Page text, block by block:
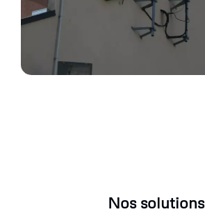
Nos solutions